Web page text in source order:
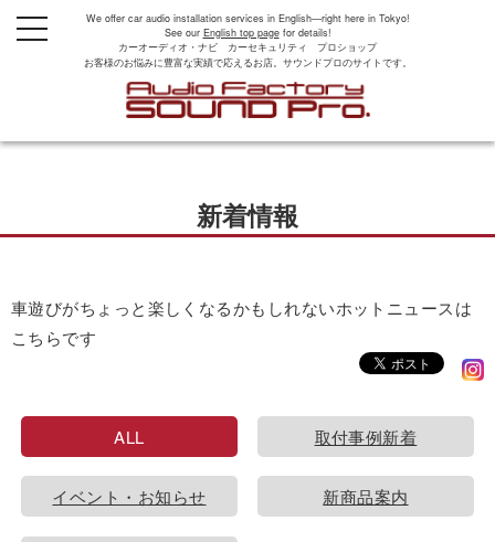
We offer car audio installation services in English—right here in Tokyo!
See our English top pagefor details!
カーオーディオ・ナビ カーセキュリティ プロショップ
お客様のお悩みに豊富な実績で応えるお店。サウンドプロのサイトです。
t
o
a
i
新着情報
車遊びがちょっと楽しくなるかもしれないホットニュースは
こちらです
ALL 取付事例新着
イベント・お知らせ 新商品案内